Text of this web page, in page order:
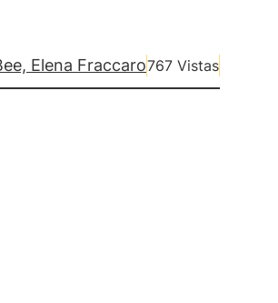
Elena Fraccaro767 Vistas